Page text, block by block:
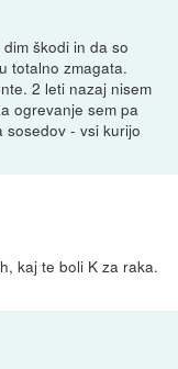
škodi in da so
totalno zmagata.
2 leti nazaj nisem
ogrevanje sem pa
sosedov - vsi kurijo
kaj te boli K za raka.